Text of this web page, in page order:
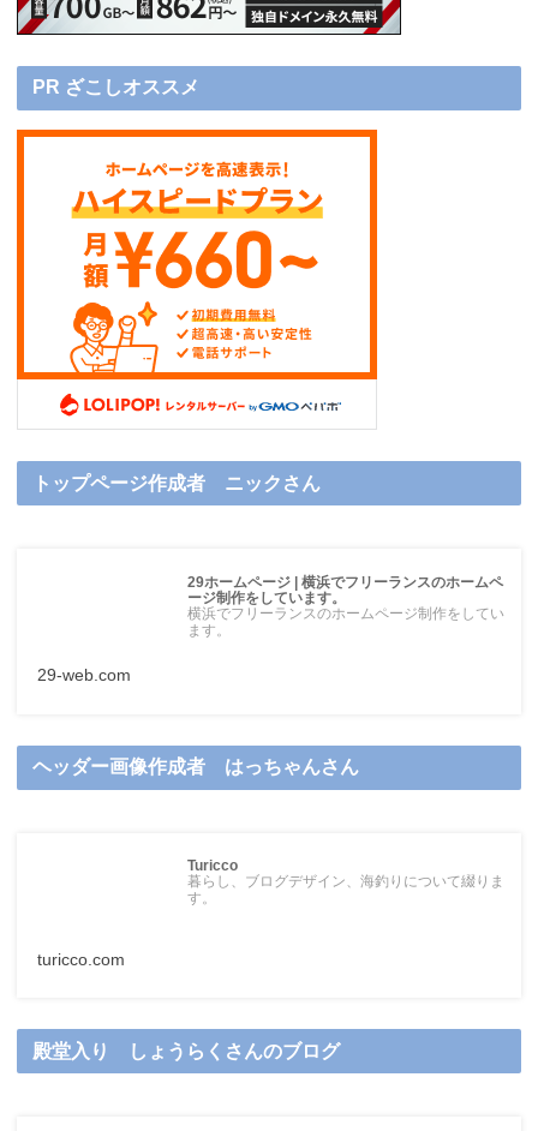
PR ざこしオススメ
トップページ作成者 ニックさん
29ホームページ | 横浜でフリーランスのホームペ
ージ制作をしています。
横浜でフリーランスのホームページ制作をしてい
ます。
29-web.com
ヘッダー画像作成者 はっちゃんさん
Turicco
暮らし、ブログデザイン、海釣りについて綴りま
す。
turicco.com
殿堂入り しょうらくさんのブログ